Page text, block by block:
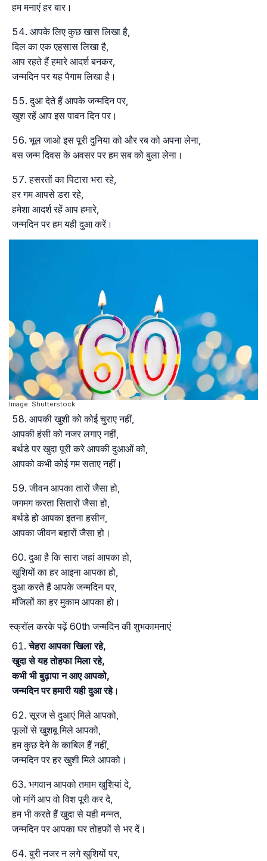
हम मनाएं हर बार।
आपके लिए कुछ खास लिखा है,
दिल का एक एहसास लिखा है,
आप रहते हैं हमारे आदर्श बनकर,
जन्मदिन पर यह पैगाम लिखा है।
दुआ देते हैं आपके जन्मदिन पर,
खुश रहें आप इस पावन दिन पर।
भूल जाओ इस पूरी दुनिया को और रब को अपना लेना,
बस जन्म दिवस के अवसर पर हम सब को बुला लेना।
हसरतों का पिटारा भरा रहे,
हर गम आपसे डरा रहे,
हमेशा आदर्श रहें आप हमारे,
जन्मदिन पर हम यही दुआ करें।
Image: Shutterstock
आपकी खुशी को कोई चुराए नहीं,
आपकी हंसी को नजर लगाए नहीं,
बर्थडे पर खुदा पूरी करे आपकी दुआओं को,
आपको कभी कोई गम सताए नहीं।
जीवन आपका तारों जैसा हो,
जगमग करता सितारों जैसा हो,
बर्थडे हो आपका इतना हसीन,
आपका जीवन बहारों जैसा हो।
दुआ है कि सारा जहां आपका हो,
खुशियों का हर आइना आपका हो,
दुआ करते हैं आपके जन्मदिन पर,
मंजिलों का हर मुकाम आपका हो।
स्क्रॉल करके पढ़ें 60th जन्मदिन की शुभकामनाएं
चेहरा आपका खिला रहे,
खुदा से यह तोहफा मिला रहे,
कभी भी बुढ़ापा न आए आपको,
जन्मदिन पर हमारी यही दुआ रहे।
सूरज से दुआएं मिले आपको,
फूलों से खुशबू मिले आपको,
हम कुछ देने के काबिल हैं नहीं,
जन्मदिन पर हर खुशी मिले आपको।
भगवान आपको तमाम खुशियां दे,
जो मांगें आप वो विश पूरी कर दे,
हम भी करते हैं खुदा से यही मन्नत,
जन्मदिन पर आपका घर तोहफों से भर दें।
बुरी नजर न लगे खुशियों पर,